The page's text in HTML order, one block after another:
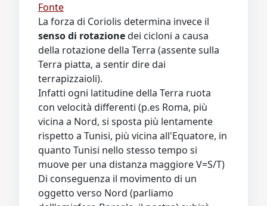
Fonte
La forza di Coriolis determina invece il
senso di rotazionedei cicloni a causa
della rotazione della Terra (assente sulla
Terra piatta, a sentir dire dai
terrapizzaioli).
Infatti ogni latitudine della Terra ruota
con velocità differenti (p.es Roma, più
vicina a Nord, si sposta più lentamente
rispetto a Tunisi, più vicina all'Equatore, in
quanto Tunisi nello stesso tempo si
muove per una distanza maggiore V=S/T)
Di conseguenza il movimento di un
oggetto verso Nord (parliamo